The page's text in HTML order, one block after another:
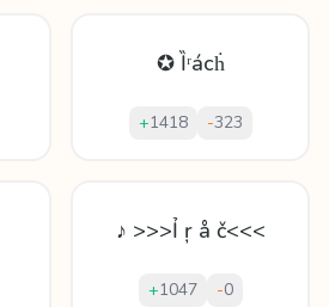
✪ Ȉʳácḣ
+1418 -323
♪ >>>Ỉ ŗ å č<<<
+1047 -0